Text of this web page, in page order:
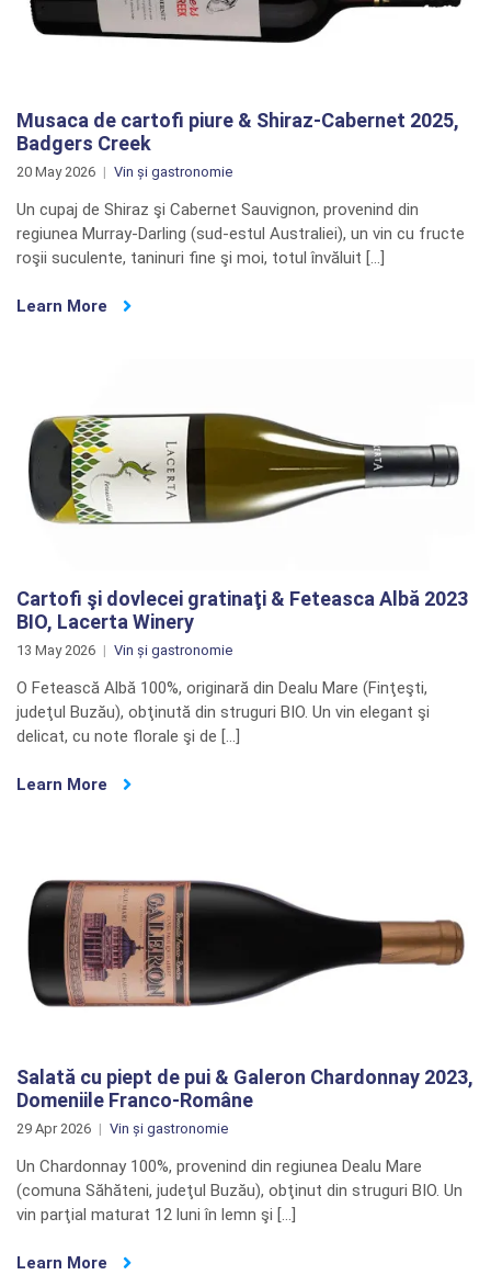
Musaca de cartofi piure & Shiraz-Cabernet 2025,
Badgers Creek
20 May 2026 Vin și gastronomie
Un cupaj de Shiraz şi Cabernet Sauvignon, provenind din
regiunea Murray-Darling (sud-estul Australiei), un vin cu fructe
roşii suculente, taninuri fine şi moi, totul învăluit […]
Learn More
Cartofi şi dovlecei gratinaţi & Feteasca Albă 2023
BIO, Lacerta Winery
13 May 2026 Vin și gastronomie
O Fetească Albă 100%, originară din Dealu Mare (Finţeşti,
judeţul Buzău), obţinută din struguri BIO. Un vin elegant şi
delicat, cu note florale şi de […]
Learn More
Salată cu piept de pui & Galeron Chardonnay 2023,
Domeniile Franco-Române
29 Apr 2026 Vin și gastronomie
Un Chardonnay 100%, provenind din regiunea Dealu Mare
(comuna Săhăteni, judeţul Buzău), obţinut din struguri BIO. Un
vin parţial maturat 12 luni în lemn şi […]
Learn More